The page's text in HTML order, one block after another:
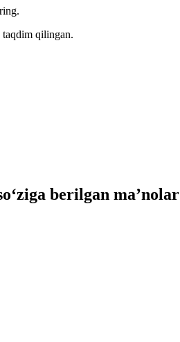
qilingan.
berilgan ma’nolar